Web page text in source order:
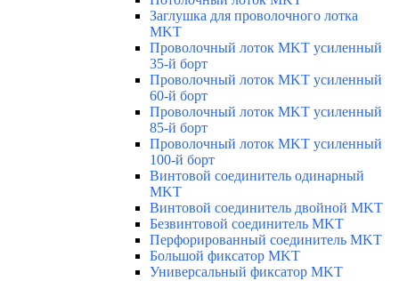
Заглушка для проволочного лотка
MKT
Проволочный лоток MKT усиленный
35-й борт
Проволочный лоток MKT усиленный
60-й борт
Проволочный лоток MKT усиленный
85-й борт
Проволочный лоток MKT усиленный
100-й борт
Винтовой соединитель одинарный
MKT
Винтовой соединитель двойной MKT
Безвинтовой соединитель MKT
Перфорированный соединитель MKT
Большой фиксатор MKT
Универсальный фиксатор MKT